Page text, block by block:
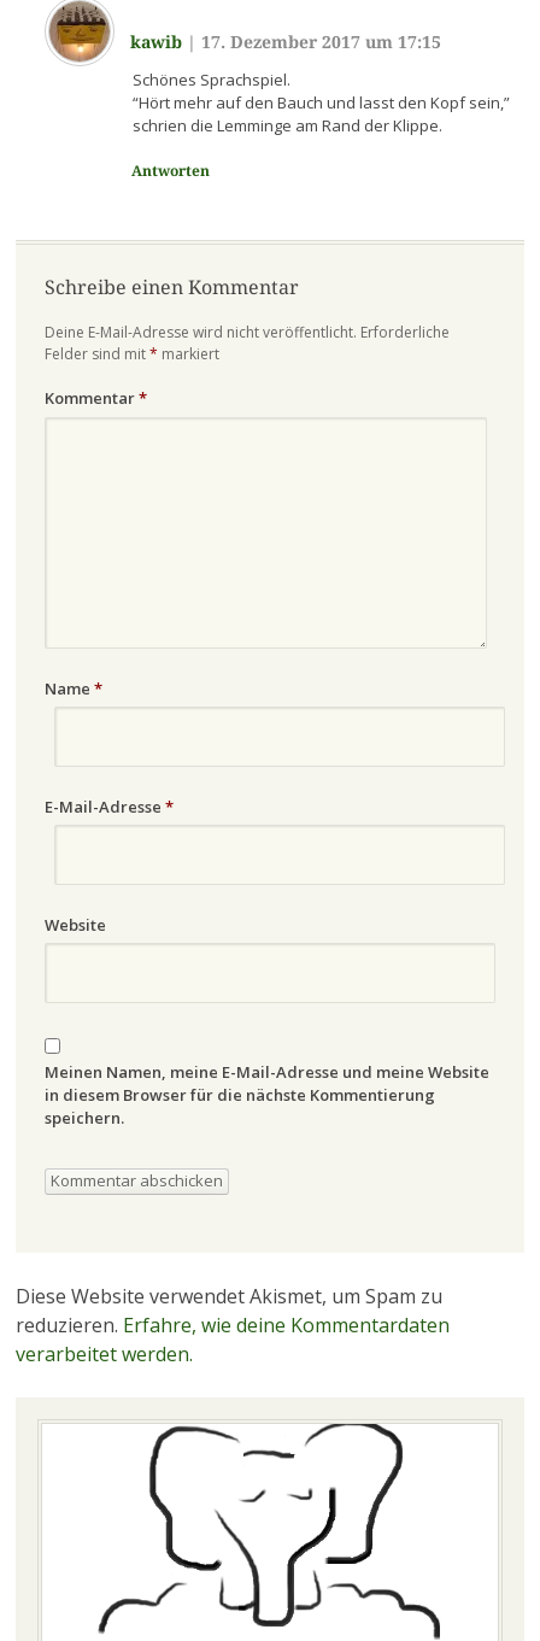
kawib | 17. Dezember 2017 um 17:15
Schönes Sprachspiel.
“Hört mehr auf den Bauch und lasst den Kopf sein,”
schrien die Lemminge am Rand der Klippe.
Antworten
Schreibe einen Kommentar
Deine E-Mail-Adresse wird nicht veröffentlicht. Erforderliche
Felder sind mit* markiert
Kommentar*
Name *
E-Mail-Adresse *
Website
Meinen Namen, meine E-Mail-Adresse und meine Website
in diesem Browser für die nächste Kommentierung
speichern.
Diese Website verwendet Akismet, um Spam zu
reduzieren. Erfahre, wie deine Kommentardaten
verarbeitet werden.